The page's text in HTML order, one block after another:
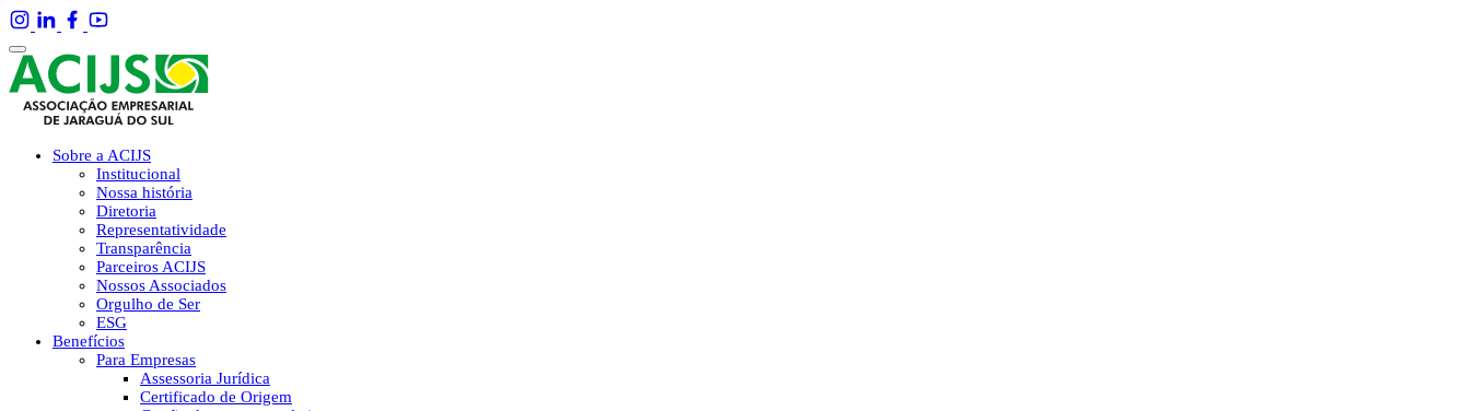
Sobre a ACIJS
Institucional
Nossa história
Diretoria
Representatividade
Transparência
Parceiros ACIJS
Nossos Associados
Orgulho de Ser
ESG
Benefícios
Para Empresas
Assessoria Jurídica
Certificado de Origem